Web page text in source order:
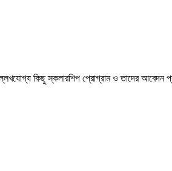
কিছু স্কলারশিপ প্রোগ্রাম ও তাদের